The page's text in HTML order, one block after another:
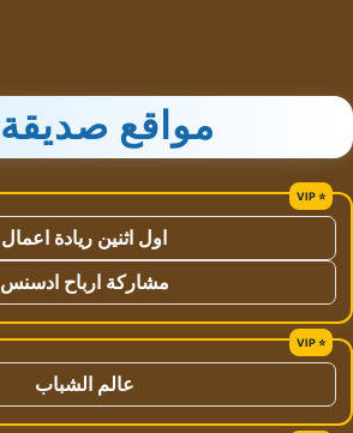
مواقع صديقة
اول اثنين ريادة اعمال
مشاركة ارباح ادسنس
عالم الشباب